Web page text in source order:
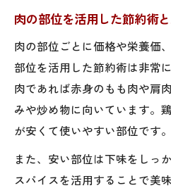
肉の部位を活用した節約術
肉の部位ごとに価格や栄養価
部位を活用した節約術は非常
肉であれば赤身のもも肉や肩
みや炒め物に向いています。
が安くて使いやすい部位です。
また、安い部位は下味をしっ
スパイスを活用することで美